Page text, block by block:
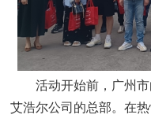
活动开始前，广州
艾浩尔公司的总部。在